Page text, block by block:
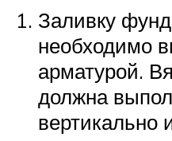
Заливку
необходимо
арматурой.
должна
вертикально